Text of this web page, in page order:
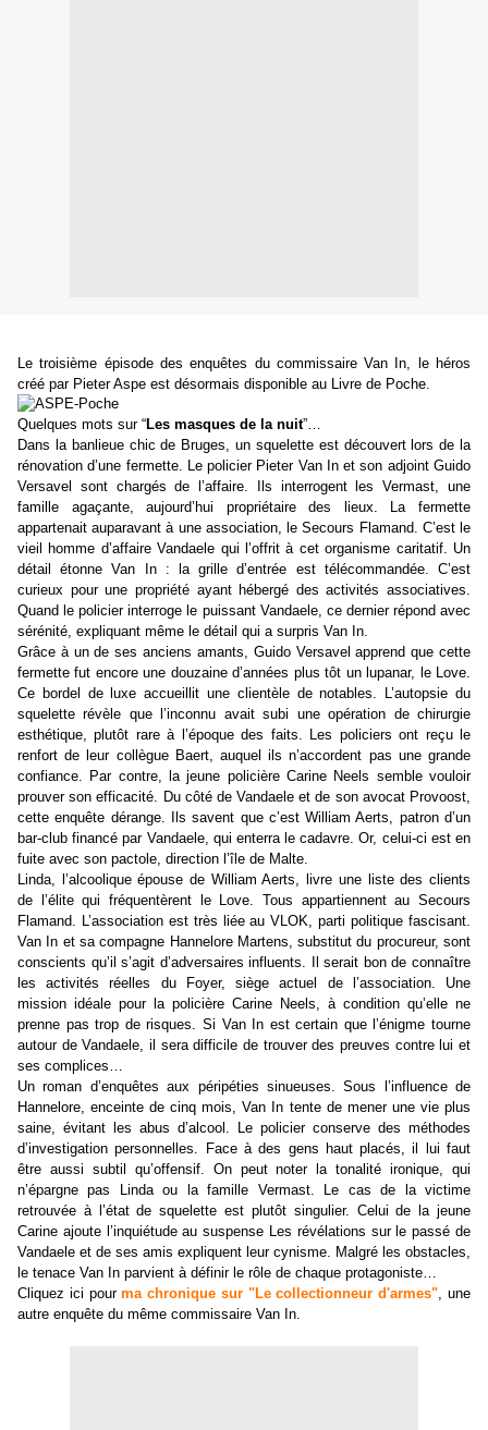
Le troisième épisode des enquêtes du commissaire Van In, le héros
créé par Pieter Aspe est désormais disponible au Livre de Poche.
Quelques mots sur “Les masques de la nuit”…
Dans la banlieue chic de Bruges, un squelette est découvert lors de la
rénovation d’une fermette. Le policier Pieter Van In et son adjoint Guido
Versavel sont chargés de l’affaire. Ils interrogent les Vermast, une
famille agaçante, aujourd’hui propriétaire des lieux. La fermette
appartenait auparavant à une association, le Secours Flamand. C’est le
vieil homme d’affaire Vandaele qui l’offrit à cet organisme caritatif. Un
détail étonne Van In : la grille d’entrée est télécommandée. C’est
curieux pour une propriété ayant hébergé des activités associatives.
Quand le policier interroge le puissant Vandaele, ce dernier répond avec
sérénité, expliquant même le détail qui a surpris Van In.
Grâce à un de ses anciens amants, Guido Versavel apprend que cette
fermette fut encore une douzaine d’années plus tôt un lupanar, le Love.
Ce bordel de luxe accueillit une clientèle de notables. L’autopsie du
squelette révèle que l’inconnu avait subi une opération de chirurgie
esthétique, plutôt rare à l’époque des faits. Les policiers ont reçu le
renfort de leur collègue Baert, auquel ils n’accordent pas une grande
confiance. Par contre, la jeune policière Carine Neels semble vouloir
prouver son efficacité. Du côté de Vandaele et de son avocat Provoost,
cette enquête dérange. Ils savent que c’est William Aerts, patron d’un
bar-club financé par Vandaele, qui enterra le cadavre. Or, celui-ci est en
fuite avec son pactole, direction l’île de Malte.
Linda, l’alcoolique épouse de William Aerts, livre une liste des clients
de l’élite qui fréquentèrent le Love. Tous appartiennent au Secours
Flamand. L’association est très liée au VLOK, parti politique fascisant.
Van In et sa compagne Hannelore Martens, substitut du procureur, sont
conscients qu’il s’agit d’adversaires influents. Il serait bon de connaître
les activités réelles du Foyer, siège actuel de l’association. Une
mission idéale pour la policière Carine Neels, à condition qu’elle ne
prenne pas trop de risques. Si Van In est certain que l’énigme tourne
autour de Vandaele, il sera difficile de trouver des preuves contre lui et
ses complices…
Un roman d’enquêtes aux péripéties sinueuses. Sous l’influence de
Hannelore, enceinte de cinq mois, Van In tente de mener une vie plus
saine, évitant les abus d’alcool. Le policier conserve des méthodes
d’investigation personnelles. Face à des gens haut placés, il lui faut
être aussi subtil qu’offensif. On peut noter la tonalité ironique, qui
n’épargne pas Linda ou la famille Vermast. Le cas de la victime
retrouvée à l’état de squelette est plutôt singulier. Celui de la jeune
Carine ajoute l’inquiétude au suspense Les révélations sur le passé de
Vandaele et de ses amis expliquent leur cynisme. Malgré les obstacles,
le tenace Van In parvient à définir le rôle de chaque protagoniste…
Cliquez ici pourma chronique sur "Le collectionneur d'armes", une
autre enquête du même commissaire Van In.